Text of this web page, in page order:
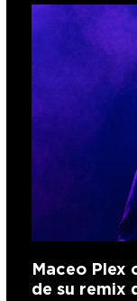
Maceo Plex
de su remix